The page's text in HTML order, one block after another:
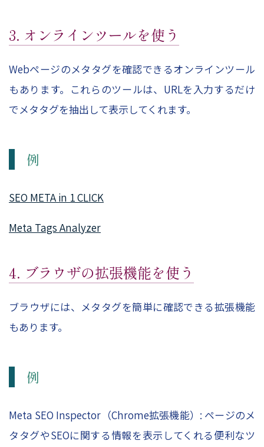
3. オンラインツールを使う
Webページのメタタグを確認できるオンラインツール
もあります。これらのツールは、URLを入力するだけ
でメタタグを抽出して表示してくれます。
例
SEO META in 1 CLICK
Meta Tags Analyzer
4. ブラウザの拡張機能を使う
ブラウザには、メタタグを簡単に確認できる拡張機能
もあります。
例
Meta SEO Inspector（Chrome拡張機能）: ページのメ
タタグやSEOに関する情報を表示してくれる便利なツ